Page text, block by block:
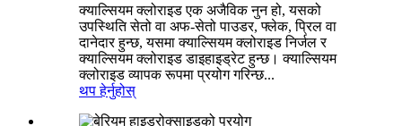
क्याल्सियम क्लोराइड एक अजैविक नुन हो, यसको
उपस्थिति सेतो वा अफ-सेतो पाउडर, फ्लेक, प्रिल वा
दानेदार हुन्छ, यसमा क्याल्सियम क्लोराइड निर्जल र
क्याल्सियम क्लोराइड डाइहाइड्रेट हुन्छ। क्याल्सियम
क्लोराइड व्यापक रूपमा प्रयोग गरिन्छ...
थप हेर्नुहोस्